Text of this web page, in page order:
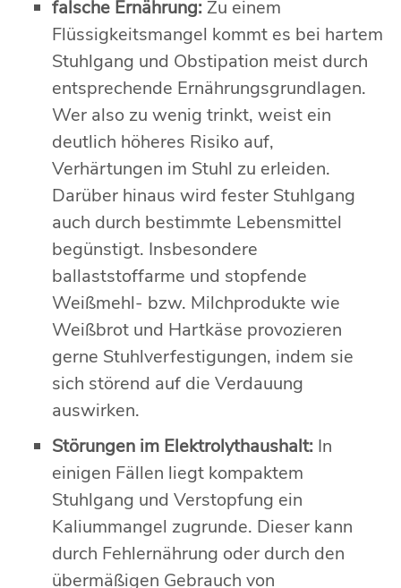
falsche Ernährung: Zu einem
Flüssigkeitsmangel kommt es bei hartem
Stuhlgang und Obstipation meist durch
entsprechende Ernährungsgrundlagen.
Wer also zu wenig trinkt, weist ein
deutlich höheres Risiko auf,
Verhärtungen im Stuhl zu erleiden.
Darüber hinaus wird fester Stuhlgang
auch durch bestimmte Lebensmittel
begünstigt. Insbesondere
ballaststoffarme und stopfende
Weißmehl- bzw. Milchprodukte wie
Weißbrot und Hartkäse provozieren
gerne Stuhlverfestigungen, indem sie
sich störend auf die Verdauung
auswirken.
Störungen im Elektrolythaushalt: In
einigen Fällen liegt kompaktem
Stuhlgang und Verstopfung ein
Kaliummangel zugrunde. Dieser kann
durch Fehlernährung oder durch den
übermäßigen Gebrauch von